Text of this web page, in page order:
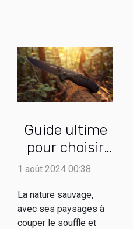
Guide ultime
pour choisir
un couteau de
à la nature
sauvage
1 août 2024 00:38
La nature sauvage,
avec ses paysages à
couper le souffle et